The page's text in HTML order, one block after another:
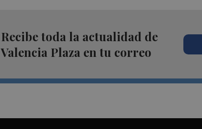
Recibe toda la actualidad de
Valencia Plaza en tu correo